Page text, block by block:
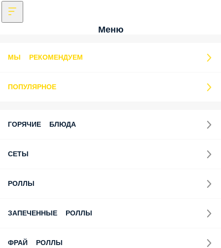
Меню
МЫ РЕКОМЕНДУЕМ
ПОПУЛЯРНОЕ
ГОРЯЧИЕ БЛЮДА
СЕТЫ
РОЛЛЫ
ЗАПЕЧЕННЫЕ РОЛЛЫ
ФРАЙ РОЛЛЫ